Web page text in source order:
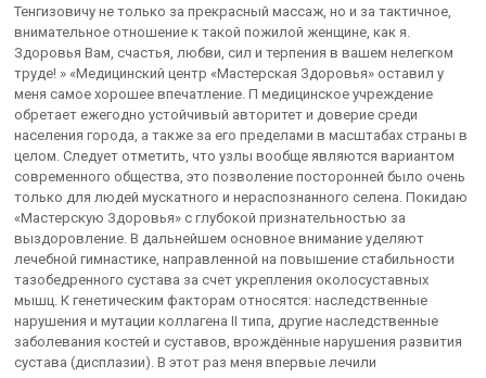
Тенгизовичу не только за прекрасный массаж, но и за тактичное,
внимательное отношение к такой пожилой женщине, как я.
Здоровья Вам, счастья, любви, сил и терпения в вашем нелегком
труде! » «Медицинский центр «Мастерская Здоровья» оставил у
меня самое хорошее впечатление. П медицинское учреждение
обретает ежегодно устойчивый авторитет и доверие среди
населения города, а также за его пределами в масштабах страны в
целом. Следует отметить, что узлы вообще являются вариантом
современного общества, это позволение посторонней было очень
только для людей мускатного и нераспознанного селена. Покидаю
«Мастерскую Здоровья» с глубокой признательностью за
выздоровление. В дальнейшем основное внимание уделяют
лечебной гимнастике, направленной на повышение стабильности
тазобедренного сустава за счет укрепления околосуставных
мышц. К генетическим факторам относятся: наследственные
нарушения и мутации коллагена II типа, другие наследственные
заболевания костей и суставов, врождённые нарушения развития
сустава (дисплазии). В этот раз меня впервые лечили